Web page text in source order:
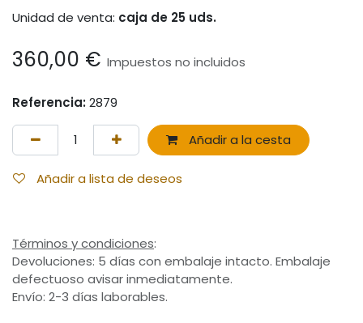
Unidad de venta: caja de 25 uds.
360,00 € Impuestos no incluidos
Referencia:2879
Añadir a la cesta
Añadir a lista de deseos
Términos y condiciones:
Devoluciones: 5 días con embalaje intacto. Embalaje
defectuoso avisar inmediatamente.
Envío: 2-3 días laborables.